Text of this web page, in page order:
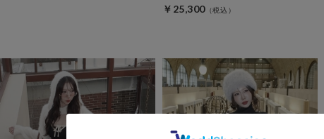
￥25,300